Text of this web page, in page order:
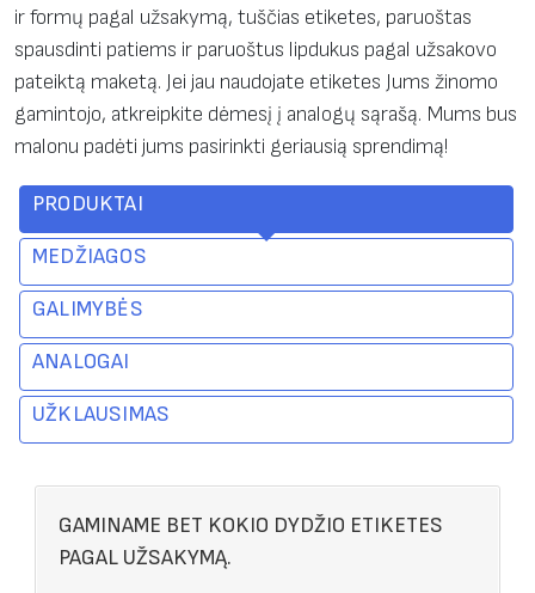
ir formų pagal užsakymą, tuščias etiketes, paruoštas
spausdinti patiems ir paruoštus lipdukus pagal užsakovo
pateiktą maketą. Jei jau naudojate etiketes Jums žinomo
gamintojo, atkreipkite dėmesį į analogų sąrašą. Mums bus
malonu padėti jums pasirinkti geriausią sprendimą!
PRODUKTAI
MEDŽIAGOS
GALIMYBĖS
ANALOGAI
UŽKLAUSIMAS
GAMINAME BET KOKIO DYDŽIO ETIKETES
PAGAL UŽSAKYMĄ.